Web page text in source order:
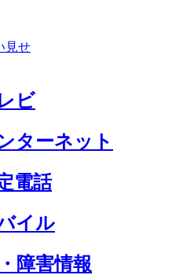
見せ
ビ
ターネット
電話
イル
障害情報